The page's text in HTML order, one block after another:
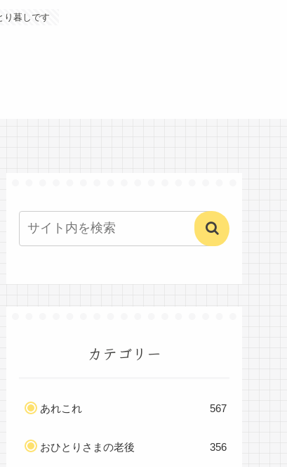
り暮しです
カテゴリー
あれこれ 567
おひとりさまの老後 356